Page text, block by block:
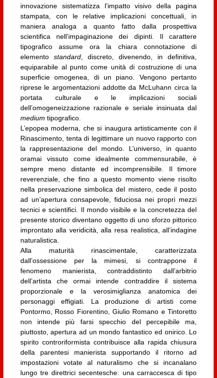
innovazione sistematizza l’impatto visivo della pagina
stampata, con le relative implicazioni concettuali, in
maniera analoga a quanto fatto dalla prospettiva
scientifica nell’impaginazione dei dipinti. Il carattere
tipografico assume ora la chiara connotazione di
elemento standard, discreto, divenendo, in definitiva,
equiparabile al punto come unità di costruzione di una
superficie omogenea, di un piano. Vengono pertanto
riprese le argomentazioni addotte da McLuhann circa la
portata culturale e le implicazioni sociali
dell’omogeneizzazione razionale e seriale insinuata dal
medium tipografico.
L’epopea moderna, che si inaugura artisticamente con il
Rinascimento, tenta di legittimare un nuovo rapporto con
la rappresentazione del mondo. L’universo, in quanto
oramai vissuto come idealmente commensurabile, è
sempre meno distante ed incomprensibile. Il timore
reverenziale, che fino a questo momento viene risolto
nella preservazione simbolica del mistero, cede il posto
ad un’apertura consapevole, fiduciosa nei propri mezzi
tecnici e scientifici. Il mondo visibile e la concretezza del
presente storico diventano oggetto di uno sforzo pittorico
improntato alla veridicità, alla resa realistica, all’indagine
naturalistica.
Alla maturità rinascimentale, caratterizzata
dall’ossessione per la mimesi, si contrappone il
fenomeno manierista, contraddistinto dall’arbitrio
dell’artista che ormai intende contraddire il sistema
proporzionale e la verosimiglianza anatomica dei
personaggi effigiati. La produzione di artisti come
Pontormo, Rosso Fiorentino, Giulio Romano e Tintoretto
non intende più farsi specchio del percepibile ma,
piuttosto, apertura ad un mondo fantastico ed onirico. Lo
spirito controriformista contribuisce alla rapida chiusura
della parentesi manierista supportando il ritorno ad
impostazioni votate al naturalismo che si incanalano
lungo tre direttrici secentesche: una carraccesca di tipo